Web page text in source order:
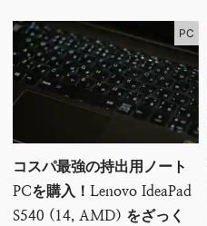
PC
コスパ最強の持出用ノート
PCを購入！Lenovo IdeaPad
S540 (14, AMD) をざっく